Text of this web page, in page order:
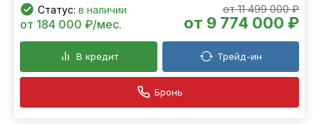
Статус: в наличии от 11 499 000 ₽
от 9 774 000 ₽
от 184 000 ₽/мес.
В кредит Трейд-ин
Бронь